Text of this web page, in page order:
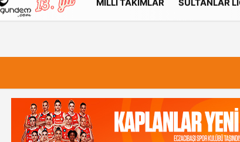
Gönder Künye
MILLI TAKIMLAR SULTANLAR